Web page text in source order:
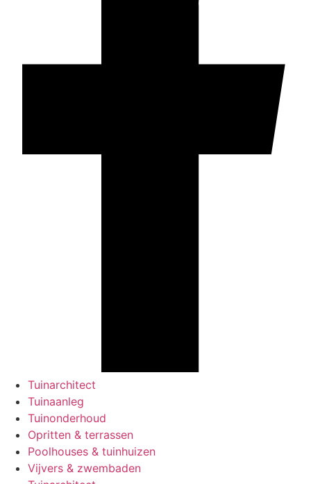
Tuinarchitect
Tuinaanleg
Tuinonderhoud
Opritten & terrassen
Poolhouses & tuinhuizen
Vijvers & zwembaden